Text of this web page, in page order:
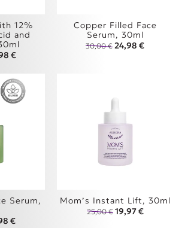
12%
and
price was: 20,00 €.
€Η τρέχουσα τιμή είναι: 16,98 €.
Copper Filled Face
Serum, 30ml
30,00€ Original price
24,98 €Η
Serum,
price was: 35,00 €.
€Η τρέχουσα τιμή είναι: 27,98 €.
Mom’s Instant Lift, 30ml
25,00€ Original price
19,97€Η